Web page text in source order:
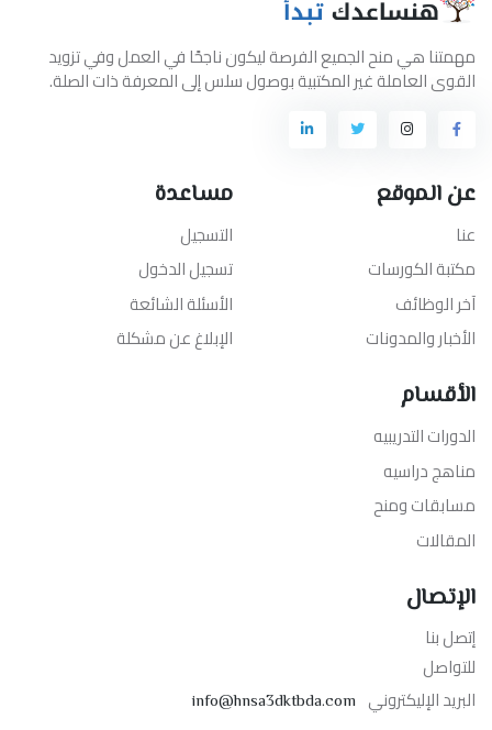
مهمتنا هي منح الجميع الفرصة ليكون ناجحًا في العمل وفي تزويد
القوى العاملة غير المكتبية بوصول سلس إلى المعرفة ذات الصلة.
عن الموقع
عنا
مكتبة الكورسات
آخر الوظائف
الأخبار والمدونات
مساعدة
التسجيل
تسجيل الدخول
الأسئلة الشائعة
الإبلاغ عن مشكلة
الأقسام
الدورات التدريبيه
مناهج دراسيه
مسابقات ومنح
المقالات
الإتصال
إتصل بنا
للتواصل
البريد الإليكتروني info@hnsa3dktbda.com